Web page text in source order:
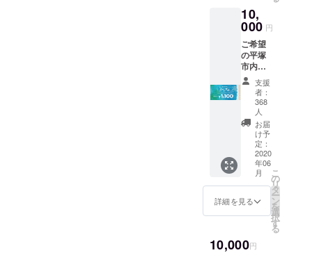
募集５
月１５
日追
加）・
引き渡
し方法
（店頭
or郵
送）を
必ずご
記入く
ださ
い。店
頭引き
渡しは
６月１
３日～
２０日
10,
000 円
ご希望
の平塚
市内飲
食店の
食事券
１１０
００円
分＜一
次募集
４月３
０日＞
※備考欄
に支援
する参
加店名
日）・
支援
者：
368
人
お届
け予
定：
2020
年06
月
詳細を見る
こ
の
リ
タ
ー
ン
を
選
択
す
る
10,000円